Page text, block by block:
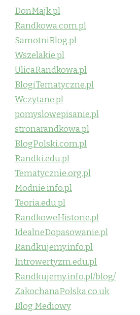
DonMajk.pl
Randkowa.com.pl
SamotniBlog.pl
Wszelakie.pl
UlicaRandkowa.pl
BlogiTematyczne.pl
Wczytane.pl
pomyslowepisanie.pl
stronarandkowa.pl
BlogPolski.com.pl
Randki.edu.pl
Tematycznie.org.pl
Modnie.info.pl
Teoria.edu.pl
RandkoweHistorie.pl
IdealneDopasowanie.pl
Randkujemy.info.pl
Introwertyzm.edu.pl
Randkujemy.info.pl/blog/
ZakochanaPolska.co.uk
Blog Mediowy